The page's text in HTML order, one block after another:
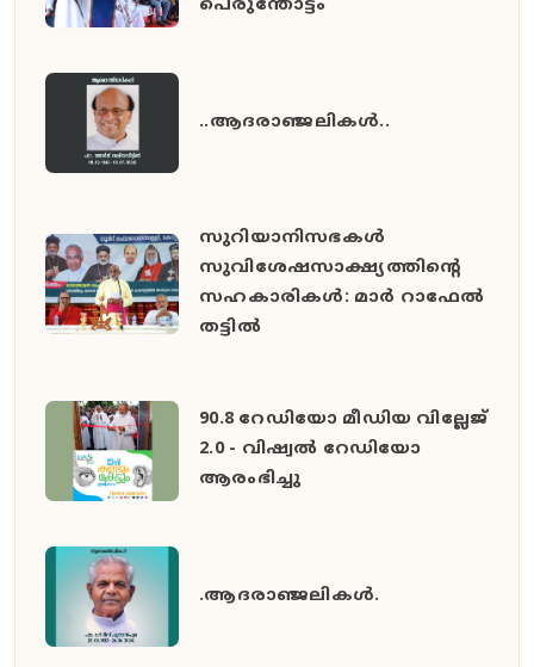
പെരുന്തോട്ടം
..ആദരാഞ്ജലികൾ..
സുറിയാനിസഭകൾ
സുവിശേഷസാക്ഷ്യത്തിൻ്റെ
സഹകാരികൾ: മാർ റാഫേൽ
തട്ടിൽ
90.8 റേഡിയോ മീഡിയ വില്ലേജ്
2.0 - വിഷ്വൽ റേഡിയോ
ആരംഭിച്ചു
.ആദരാഞ്ജലികൾ.